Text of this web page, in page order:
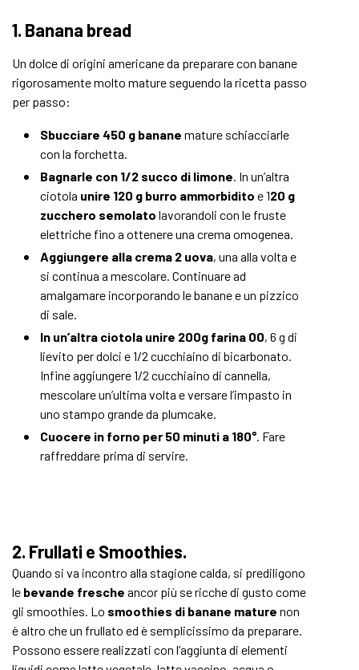
1. Banana bread
Un dolce di origini americane da preparare con banane
rigorosamente molto mature seguendo la ricetta passo
per passo:
Sbucciare 450 g banane mature schiacciarle
con la forchetta.
Bagnarle con 1/2 succo di limone. In un’altra
ciotola unire 120 g burro ammorbidito e 120 g
zucchero semolato lavorandoli con le fruste
elettriche fino a ottenere una crema omogenea.
Aggiungere alla crema 2 uova, una alla volta e
si continua a mescolare. Continuare ad
amalgamare incorporando le banane e un pizzico
di sale.
In un’altra ciotola unire 200g farina 00, 6 g di
lievito per dolci e 1/2 cucchiaino di bicarbonato.
Infine aggiungere 1/2 cucchiaino di cannella,
mescolare un’ultima volta e versare l’impasto in
uno stampo grande da plumcake.
Cuocere in forno per 50 minuti a 180°. Fare
raffreddare prima di servire.
2. Frullati e Smoothies.
Quando si va incontro alla stagione calda, si prediligono
le bevande fresche ancor più se ricche di gusto come
gli smoothies. Lo smoothies di banane mature non
è altro che un frullato ed è semplicissimo da preparare.
Possono essere realizzati con l’aggiunta di elementi